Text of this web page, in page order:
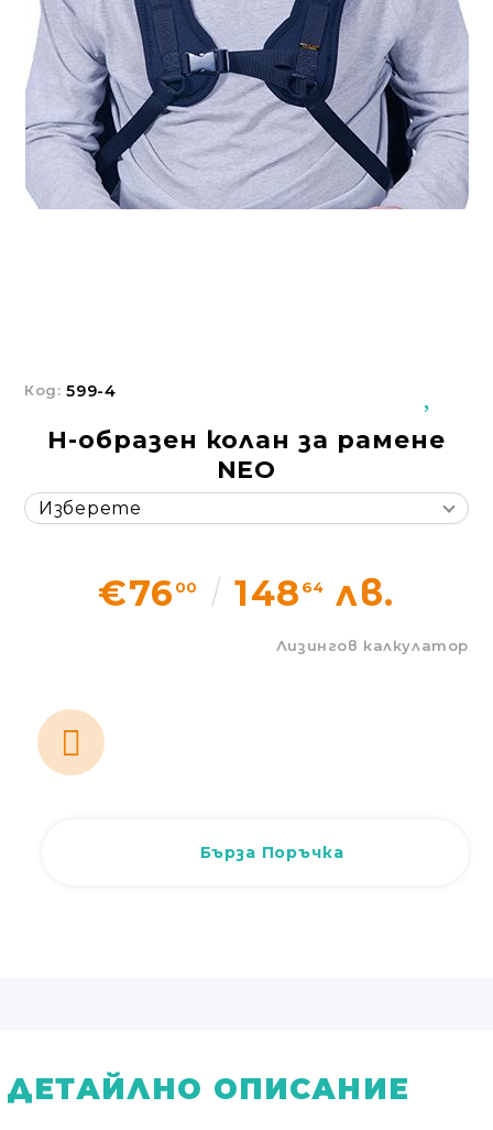
Добрич ул. Отец Паисий 5
Добрич 0876 514422
Осигуряване На Достъпна Среда
Ортези
Медицинско Оборудване ПОД НАЕМ
Статии
Контакти
BG
Код: 599-4
Н-образен колан за рамене
NEO
€76 00 148 64 лв.
Лизингов калкулатор
Бърза Поръчка
ДЕТАЙЛНО ОПИСАНИЕ